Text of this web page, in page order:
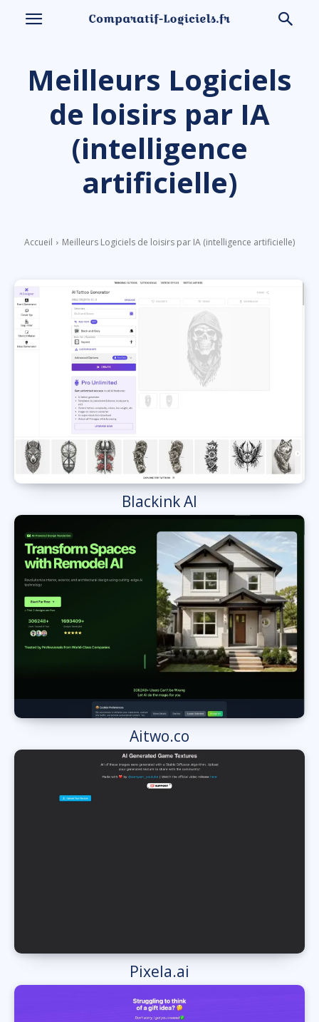
Meilleurs Logiciels
de loisirs par IA
(intelligence
artificielle)
Accueil Meilleurs Logiciels de loisirs par IA (intelligence artificielle)
Blackink AI
Aitwo.co
Pixela.ai